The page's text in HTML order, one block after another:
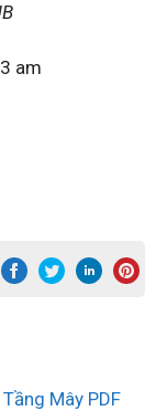
am
Mây PDF